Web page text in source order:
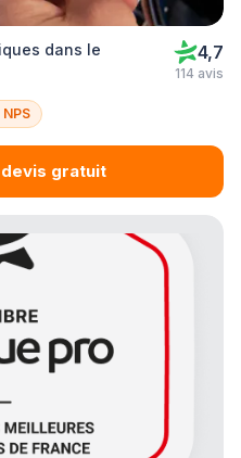
dans le
4,7
114 avis
devis gratuit